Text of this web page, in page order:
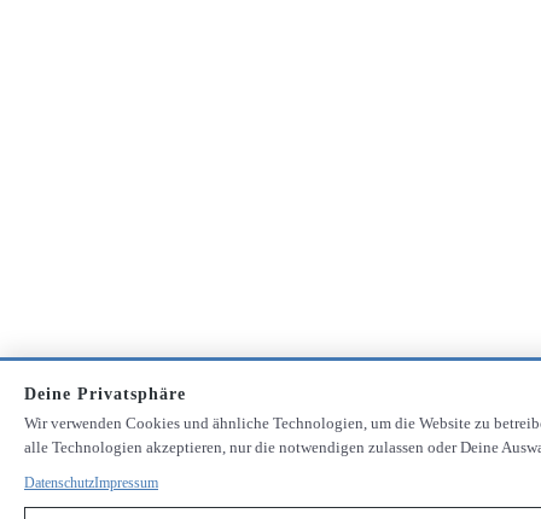
Deine Privatsphäre
Wir verwenden Cookies und ähnliche Technologien, um die Website zu
alle Technologien akzeptieren, nur die notwendigen zulassen oder Deine
DatenschutzImpressum